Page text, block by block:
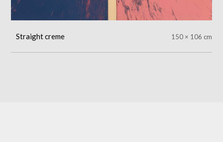
Straight creme 150 × 106 cm